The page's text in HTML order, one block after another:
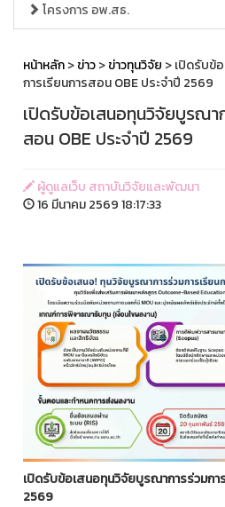
โครงการ อพ.สธ.
หน้าหลัก>ข่าว>ข่าวทุนวิจัย > เปิดรับข้
การเรียนการสอน OBE ประจำปี 2569
เปิดรับข้อเสนอทุนวิจัยบูรณา
สอน OBE ประจำปี 2569
ผู้ดูแลเว็บ สถาบันวิจัยและพัฒนา
16 มีนาคม 2569 18:17:33
เปิดรับข้อเสนอทุนวิจัยบูรณาการร่วมกา
2569